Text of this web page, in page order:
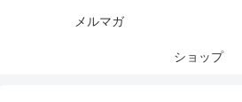
メルマガ
ショップ